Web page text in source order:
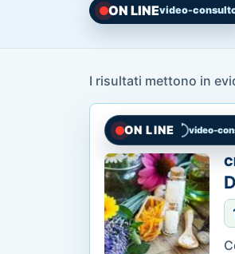
ON LINEvideo-
I risultati mettono in
ON LINE video-